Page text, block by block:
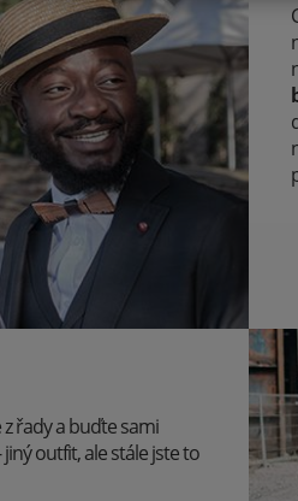
řady a buďte sami
outfit, ale stále jste to